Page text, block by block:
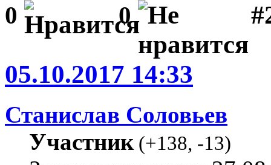
0 0
05.10.2017 14:33
Станислав Соловьев
Участник(+138, -13)